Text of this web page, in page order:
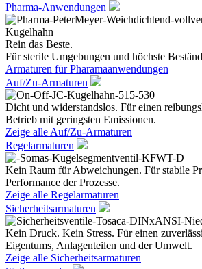
Pharma-Anwendungen
Rein das Beste.
Für sterile Umgebungen und höchste
Armaturen für Pharamaanwendungen
Auf/Zu-Armaturen
Dicht und widerstandslos. Für einen
Betrieb mit geringsten Emissionen.
Zeige alle Auf/Zu-Armaturen
Regelarmaturen
Kein Raum für Abweichungen. Für stabile
Performance der Prozesse.
Zeige alle Regelarmaturen
Sicherheitsarmaturen
Kein Druck. Kein Stress. Für einen
Eigentums, Anlagenteilen und der Umwelt.
Zeige alle Sicherheitsarmaturen